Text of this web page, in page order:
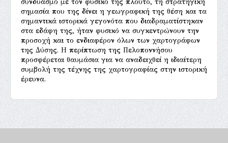
σημασία που της δίνει η γεωγραφική της θέση και τα
σημαντικά ιστορικά γεγονότα που διαδραματίστηκαν
στα εδάφη της, ήταν φυσικό να συγκεντρώνουν την
προσοχή και το ενδιαφέρον όλων των χαρτογράφων
της Δύσης. Η περίπτωση της Πελοποννήσου
προσφέρεται θαυμάσια για να αναδειχθεί η ιδιαίτερη
συμβολή της τέχνης της χαρτογραφίας στην ιστορική
έρευνα.